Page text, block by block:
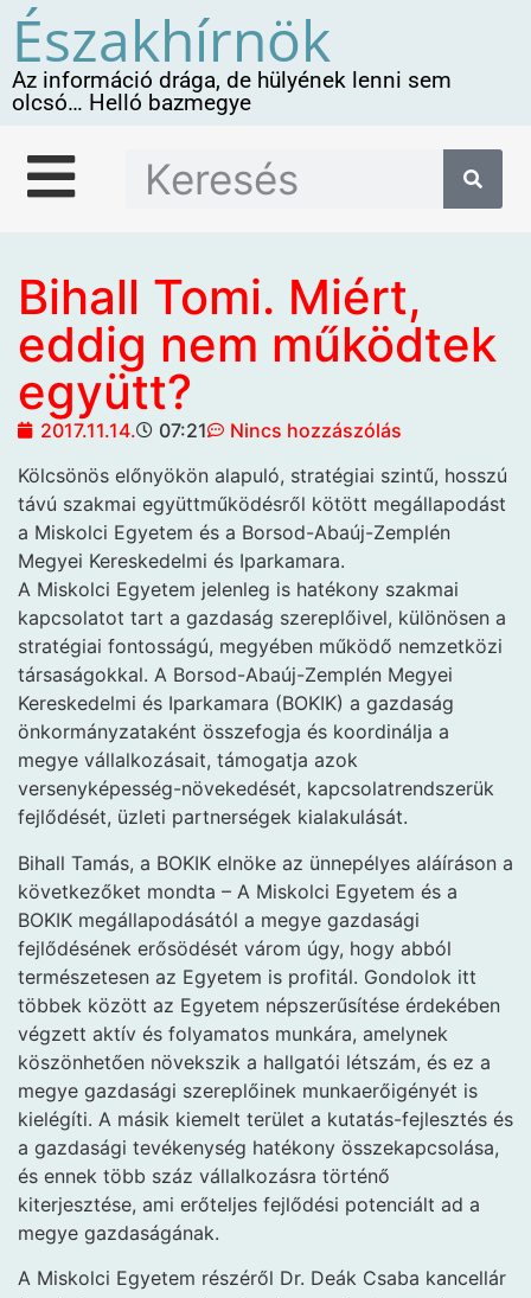
Északhírnök
Az információ drága, de hülyének lenni sem
olcsó… Helló bazmegye
Bihall Tomi. Miért,
eddig nem működtek
együtt?
2017.11.14. 07:21
Nincs hozzászólás
Kölcsönös előnyökön alapuló, stratégiai szintű, hosszú
távú szakmai együttműködésről kötött megállapodást
a Miskolci Egyetem és a Borsod-Abaúj-Zemplén
Megyei Kereskedelmi és Iparkamara.
A Miskolci Egyetem jelenleg is hatékony szakmai
kapcsolatot tart a gazdaság szereplőivel, különösen a
stratégiai fontosságú, megyében működő nemzetközi
társaságokkal. A Borsod-Abaúj-Zemplén Megyei
Kereskedelmi és Iparkamara (BOKIK) a gazdaság
önkormányzataként összefogja és koordinálja a
megye vállalkozásait, támogatja azok
versenyképesség-növekedését, kapcsolatrendszerük
fejlődését, üzleti partnerségek kialakulását.
Bihall Tamás, a BOKIK elnöke az ünnepélyes aláíráson a
következőket mondta – A Miskolci Egyetem és a
BOKIK megállapodásától a megye gazdasági
fejlődésének erősödését várom úgy, hogy abból
természetesen az Egyetem is profitál. Gondolok itt
többek között az Egyetem népszerűsítése érdekében
végzett aktív és folyamatos munkára, amelynek
köszönhetően növekszik a hallgatói létszám, és ez a
megye gazdasági szereplőinek munkaerőigényét is
kielégíti. A másik kiemelt terület a kutatás-fejlesztés és
a gazdasági tevékenység hatékony összekapcsolása,
és ennek több száz vállalkozásra történő
kiterjesztése, ami erőteljes fejlődési potenciált ad a
megye gazdaságának.
A Miskolci Egyetem részéről Dr. Deák Csaba kancellár